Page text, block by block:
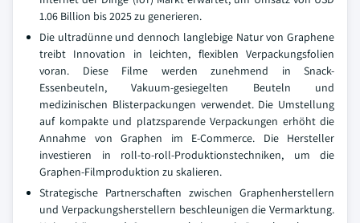
1.06 Billion bis 2025 zu generieren.
Die ultradünne und dennoch langlebige Natur von Graphene
treibt Innovation in leichten, flexiblen Verpackungsfolien
voran. Diese Filme werden zunehmend in Snack-
Essenbeuteln, Vakuum-gesiegelten Beuteln und
medizinischen Blisterpackungen verwendet. Die Umstellung
auf kompakte und platzsparende Verpackungen erhöht die
Annahme von Graphen im E-Commerce. Die Hersteller
investieren in roll-to-roll-Produktionstechniken, um die
Graphen-Filmproduktion zu skalieren.
Strategische Partnerschaften zwischen Graphenherstellern
und Verpackungsherstellern beschleunigen die Vermarktung.